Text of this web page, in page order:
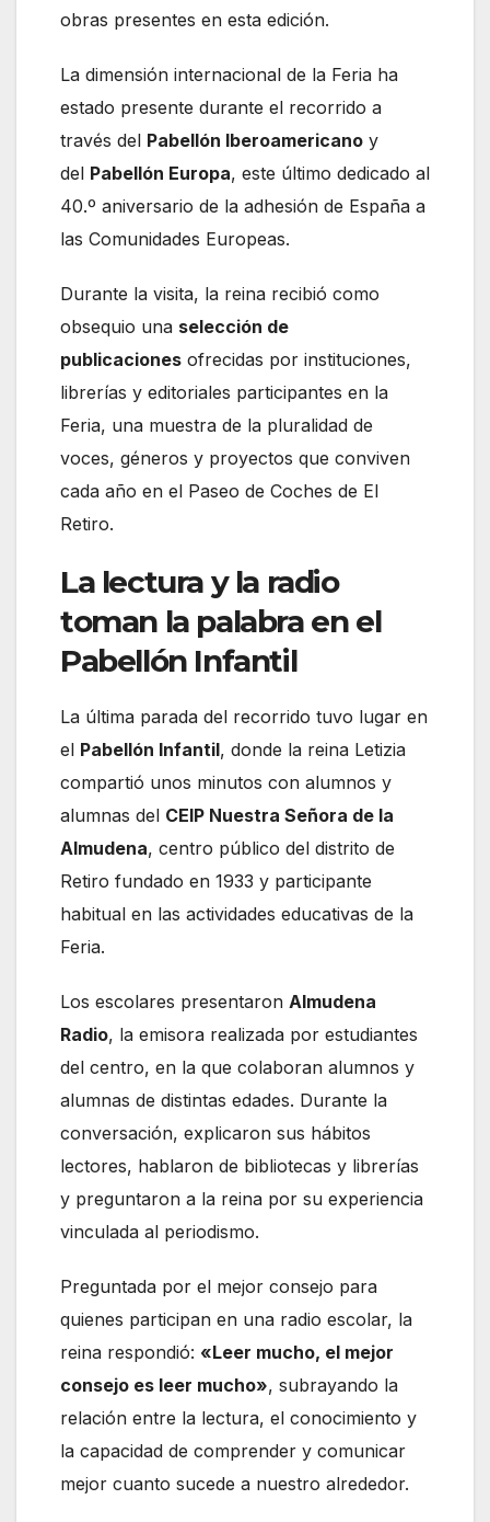
obras presentes en esta edición.
La dimensión internacional de la Feria ha
estado presente durante el recorrido a
través del Pabellón Iberoamericano y
del Pabellón Europa, este último dedicado al
40.º aniversario de la adhesión de España a
las Comunidades Europeas.
Durante la visita, la reina recibió como
obsequio una selección de
publicaciones ofrecidas por instituciones,
librerías y editoriales participantes en la
Feria, una muestra de la pluralidad de
voces, géneros y proyectos que conviven
cada año en el Paseo de Coches de El
Retiro.
La lectura y la radio
toman la palabra en el
Pabellón Infantil
La última parada del recorrido tuvo lugar en
el Pabellón Infantil, donde la reina Letizia
compartió unos minutos con alumnos y
alumnas del CEIP Nuestra Señora de la
Almudena, centro público del distrito de
Retiro fundado en 1933 y participante
habitual en las actividades educativas de la
Feria.
Los escolares presentaron Almudena
Radio, la emisora realizada por estudiantes
del centro, en la que colaboran alumnos y
alumnas de distintas edades. Durante la
conversación, explicaron sus hábitos
lectores, hablaron de bibliotecas y librerías
y preguntaron a la reina por su experiencia
vinculada al periodismo.
Preguntada por el mejor consejo para
quienes participan en una radio escolar, la
reina respondió: «Leer mucho, el mejor
consejo es leer mucho», subrayando la
relación entre la lectura, el conocimiento y
la capacidad de comprender y comunicar
mejor cuanto sucede a nuestro alrededor.